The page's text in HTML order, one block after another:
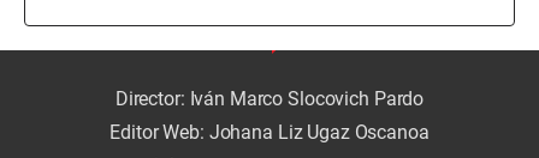
Director: Iván Marco Slocovich Pardo
Editor Web: Johana Liz Ugaz Oscanoa